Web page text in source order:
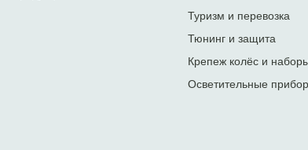
Туризм и перевозка
Тюнинг и защита
Крепеж колёс и
Осветительные